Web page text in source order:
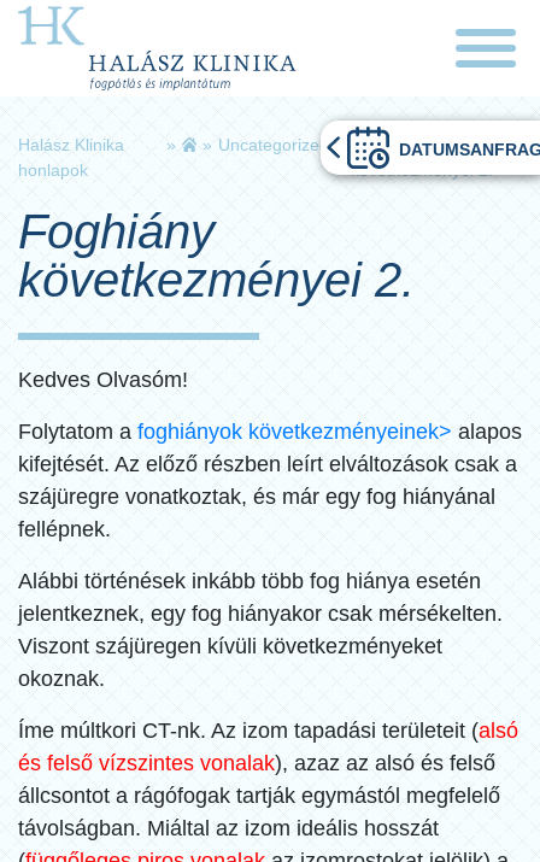
Halász Klinika
honlapok
» » Uncategorized »
Foghiány
következményei 2.
Foghiány
következményei 2.
Kedves Olvasóm!
Folytatom a foghiányok következményeinek> alapos
kifejtését. Az előző részben leírt elváltozások csak a
szájüregre vonatkoztak, és már egy fog hiányánal
fellépnek.
Alábbi történések inkább több fog hiánya esetén
jelentkeznek, egy fog hiányakor csak mérsékelten.
Viszont szájüregen kívüli következményeket
okoznak.
Íme múltkori CT-nk. Az izom tapadási területeit (alsó
és felső vízszintes vonalak), azaz az alsó és felső
állcsontot a rágófogak tartják egymástól megfelelő
távolságban. Miáltal az izom ideális hosszát